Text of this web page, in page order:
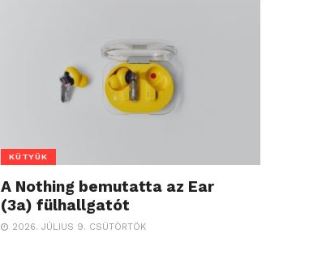
KÜTYÜK
A Nothing bemutatta az Ear
(3a) fülhallgatót
2026. JÚLIUS 9. CSÜTÖRTÖK